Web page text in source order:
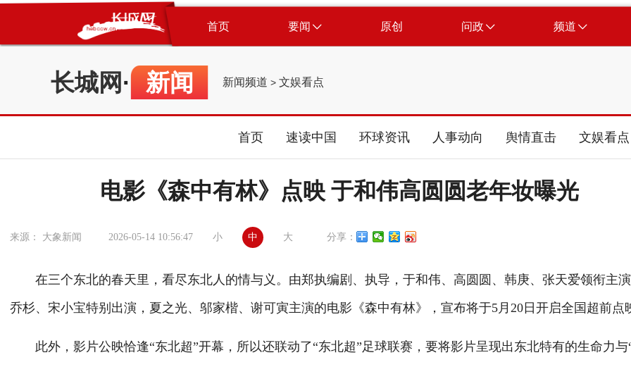
首页 要闻 原创 问政 频道
长城网 · 新闻 新闻频道 > 文娱看点
首页 速读中国 环球资讯 人事动向 舆情直击 文娱看点
电影《森中有林》点映 于和伟高圆圆老年妆曝光
来源： 大象新闻 2026-05-14 10:56:47 小 中 大 分享：
在三个东北的春天里，看尽东北人的情与义。由郑执编剧、执导，于和伟、高圆圆、韩庚、张天爱领衔主
乔杉、宋小宝特别出演，夏之光、邬家楷、谢可寅主演的电影《森中有林》，宣布将于5月20日开启全国超前点
此外，影片公映恰逢“东北超”开幕，所以还联动了“东北超”足球联赛，要将影片呈现出东北特有的生命力与